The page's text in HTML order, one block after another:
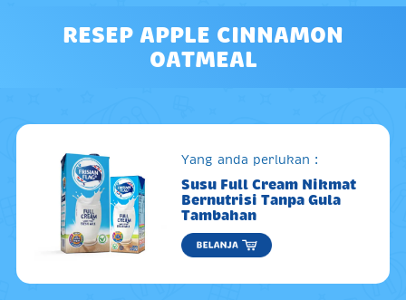
RESEP APPLE CINNAMON
OATMEAL
Yang anda perlukan :
Susu Full Cream Nikmat
Bernutrisi Tanpa Gula
Tambahan